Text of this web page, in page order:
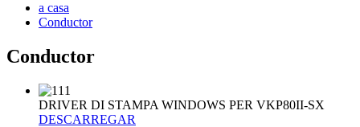
a casa
Conductor
Conductor
DRIVER DI STAMPA WINDOWS PER VKP80II-SX
DESCARREGAR